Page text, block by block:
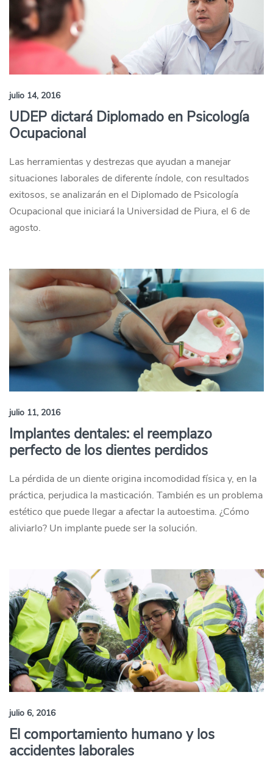
julio 14, 2016
UDEP dictará Diplomado en Psicología
Ocupacional
Las herramientas y destrezas que ayudan a manejar
situaciones laborales de diferente índole, con resultados
exitosos, se analizarán en el Diplomado de Psicología
Ocupacional que iniciará la Universidad de Piura, el 6 de
agosto.
julio 11, 2016
Implantes dentales: el reemplazo
perfecto de los dientes perdidos
La pérdida de un diente origina incomodidad física y, en la
práctica, perjudica la masticación. También es un problema
estético que puede llegar a afectar la autoestima. ¿Cómo
aliviarlo? Un implante puede ser la solución.
julio 6, 2016
El comportamiento humano y los
accidentes laborales